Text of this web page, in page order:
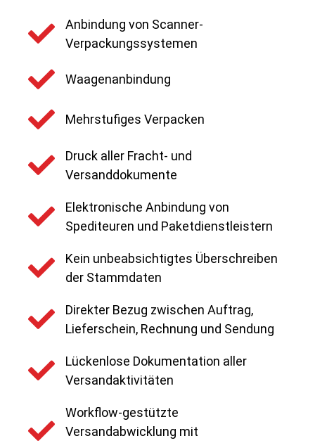
Anbindung von Scanner-
Verpackungssystemen
Waagenanbindung
Mehrstufiges Verpacken
Druck aller Fracht- und
Versanddokumente
Elektronische Anbindung von
Spediteuren und Paketdienstleistern
Kein unbeabsichtigtes Überschreiben
der Stammdaten
Direkter Bezug zwischen Auftrag,
Lieferschein, Rechnung und Sendung
Lückenlose Dokumentation aller
Versandaktivitäten
Workflow-gestützte
Versandabwicklung mit